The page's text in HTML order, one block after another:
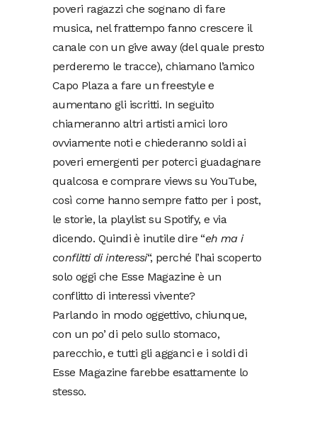
poveri ragazzi che sognano di fare
musica, nel frattempo fanno crescere il
canale con un give away (del quale presto
perderemo le tracce), chiamano l’amico
Capo Plaza a fare un freestyle e
aumentano gli iscritti. In seguito
chiameranno altri artisti amici loro
ovviamente noti e chiederanno soldi ai
poveri emergenti per poterci guadagnare
qualcosa e comprare views su YouTube,
così come hanno sempre fatto per i post,
le storie, la playlist su Spotify, e via
dicendo. Quindi è inutile dire “eh ma i
conflitti di interessi“, perché l’hai scoperto
solo oggi che Esse Magazine è un
conflitto di interessi vivente?
Parlando in modo oggettivo, chiunque,
con un po’ di pelo sullo stomaco,
parecchio, e tutti gli agganci e i soldi di
Esse Magazine farebbe esattamente lo
stesso.